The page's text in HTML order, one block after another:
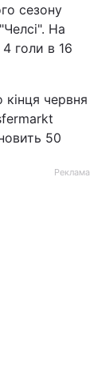
сезону
На
голи в 16
кінця червня
50
Реклама